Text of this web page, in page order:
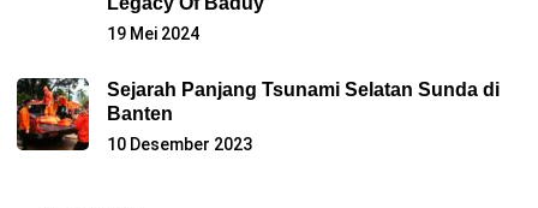
19 Mei 2024
Sejarah Panjang Tsunami Selatan Sunda di
Banten
10 Desember 2023